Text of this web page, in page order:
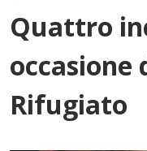
Quattro
occasione
Rifugiato